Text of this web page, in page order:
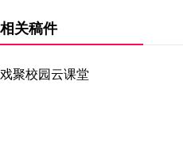
相关稿件
戏聚校园云课堂